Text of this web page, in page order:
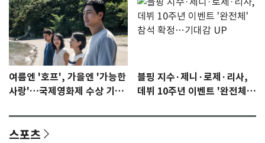
여름엔 '호프', 가을엔 '가능한
사랑'…국제영화제 수상 기대
블핑 지수·제니·로제·리사,
데뷔 10주년 이벤트 '완전체'
스포츠